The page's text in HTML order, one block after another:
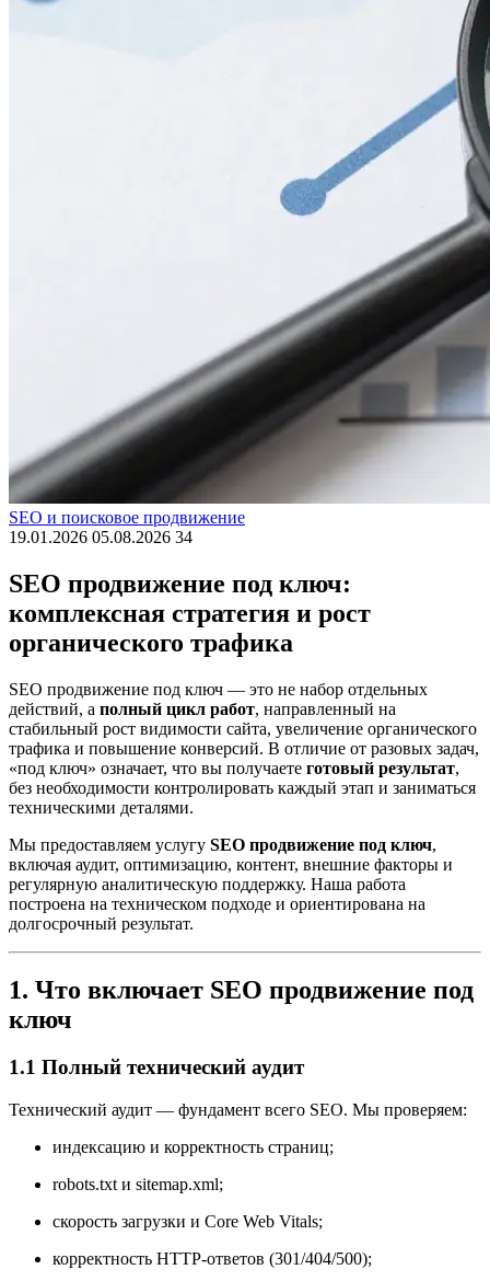
SEO и поисковое продвижение
19.01.2026 05.08.2026 34
SEO продвижение под ключ:
комплексная стратегия и рост
органического трафика
SEO продвижение под ключ — это не набор отдельных
действий, а полный цикл работ, направленный на
стабильный рост видимости сайта, увеличение органического
трафика и повышение конверсий. В отличие от разовых задач,
«под ключ» означает, что вы получаете готовый результат,
без необходимости контролировать каждый этап и заниматься
техническими деталями.
Мы предоставляем услугу SEO продвижение под ключ,
включая аудит, оптимизацию, контент, внешние факторы и
регулярную аналитическую поддержку. Наша работа
построена на техническом подходе и ориентирована на
долгосрочный результат.
1. Что включает SEO продвижение под
ключ
1.1 Полный технический аудит
Технический аудит — фундамент всего SEO. Мы проверяем:
индексацию и корректность страниц;
robots.txt и sitemap.xml;
скорость загрузки и Core Web Vitals;
корректность HTTP-ответов (301/404/500);